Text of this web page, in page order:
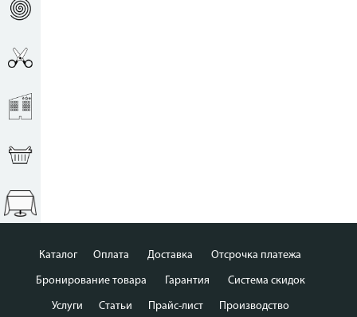
Каталог Оплата Доставка Отсрочка платежа
Бронирование товара Гарантия Система скидок
Услуги Статьи Прайс-лист Производство